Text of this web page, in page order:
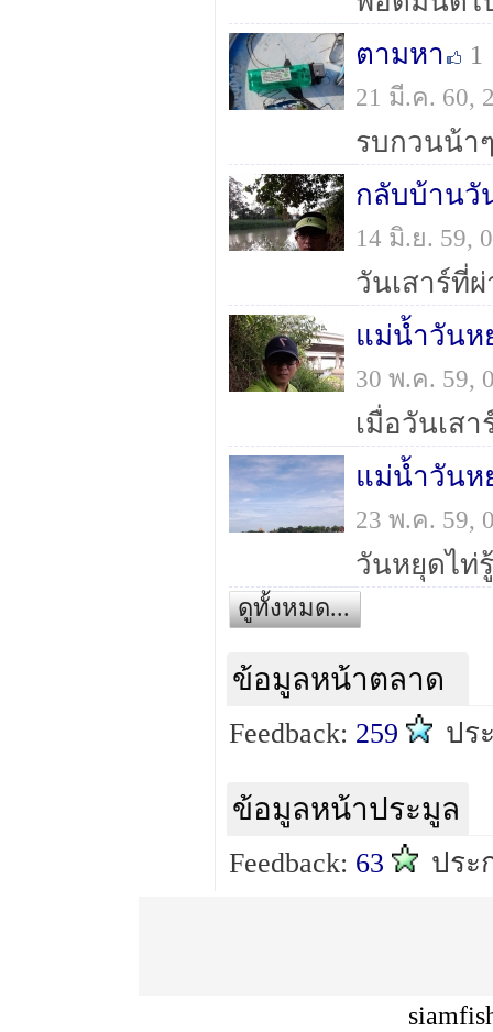
ตามหา
1
21 มี.ค. 60,
กลับบ้านวั
14 มิ.ย. 59,
แม่น้ำวันห
30 พ.ค. 59,
แม่น้ำวันห
23 พ.ค. 59,
ดูทั้งหมด...
ข้อมูลหน้าตลาด
Feedback: 259 ปร
ข้อมูลหน้าประมูล
Feedback: 63 ปร